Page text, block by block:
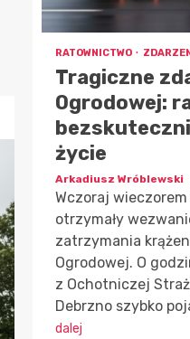
RATOWNICTWO
Tragiczne
Ogrodowej:
życie
Arkadiusz Wróblewski
Wczoraj
otrzymały
zatrzymania
Ogrodowej. O
z Ochotniczej
Debrzno szybko
dalej